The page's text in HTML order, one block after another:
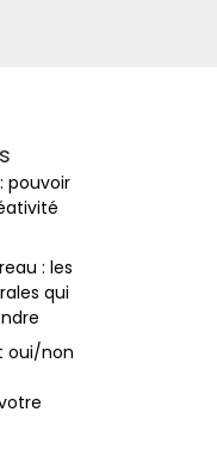
pouvoir
: les
qui
oui/non